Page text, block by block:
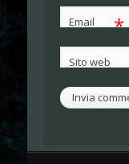
Email *
Sito web